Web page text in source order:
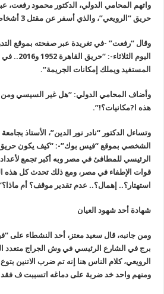
واتهم المحامي الدولي، الدكتور محمود رفعت،
حريق “الرويعي”، والذي أسفر عن مقتل 3 أشخاص وإصابة 91 آخرين
وقال “رفعت” -في تغريدة عبر صفحته بموقع
اليوم
المستفيد ويملك إمكانات الجريمة“.
وأضاف المحامي الدولي: “هل غير السيسي ومن
هذه ا?مكانيات؟!”.
وتساءل الدكتور “نادر نور الدين”، الأستاذ
الشخصي بموقع “فيس بوك”-: “كيف يكون حريق
الرئيسي للمطافئ في مصر وبه أكبر تجمع
قوات الإطفاء في مصر، ومع ذلك تحدث كل هذه
استهتار؟.. إهمال؟.. عدم تقدير موقف؟ أم ماذا؟
شهادة أحد شهود العيان
ومن جانبه، قال سعيد معتز، أحد النشطاء
برج في الشارع الرئيسي في وش الجراج متعدد
الرويعي، كلام الناس هنا إنه تم ضرب الاتنين
ومنهم واحد خد ضربة على دماغه اتسببت ف